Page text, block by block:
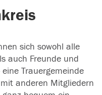
sich sowohl alle
auch Freunde und
Trauergemeinde
anderen Mitgliedern